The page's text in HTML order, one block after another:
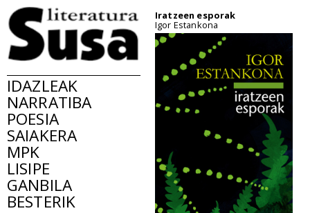
IDAZLEAK
NARRATIBA
POESIA
SAIAKERA
MPK
LISIPE
GANBILA
BESTERIK
Iratzeen esporak
Igor Estankona